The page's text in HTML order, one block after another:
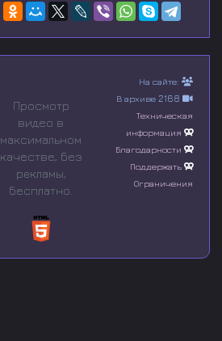
Просмотр
видео в
максимальном
качестве, без
рeкламы,
бесплатно.
На сайте:
В архиве 2168
Техническая
информация
Благодарности
Поддержать
Ограничения